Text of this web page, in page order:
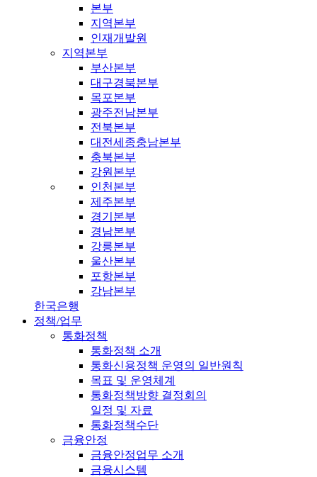
본부
지역본부
인재개발원
지역본부
부산본부
대구경북본부
목포본부
광주전남본부
전북본부
대전세종충남본부
충북본부
강원본부
인천본부
제주본부
경기본부
경남본부
강릉본부
울산본부
포항본부
강남본부
한국은행
정책/업무
통화정책
통화정책 소개
통화신용정책 운영의 일반원칙
목표 및 운영체계
통화정책방향 결정회의
일정 및 자료
통화정책수단
금융안정
금융안정업무 소개
금융시스템